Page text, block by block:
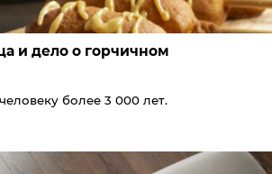
и дело о горчичном
более 3 000 лет.